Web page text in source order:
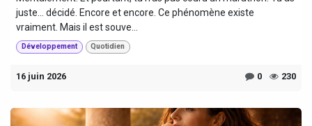
juste... décidé. Encore et encore. Ce phénomène existe
vraiment. Mais il est souve...
Développement Quotidien
16 juin 2026 0 230